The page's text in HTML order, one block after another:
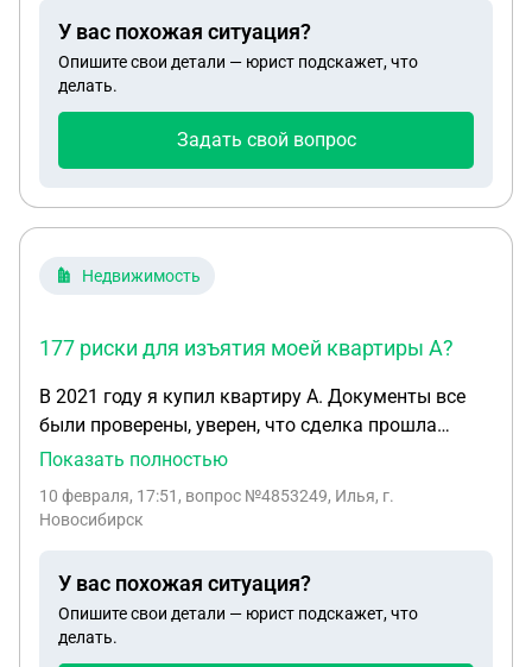
машину, которую муж продал после развода, то
есть на компенсацию суммы от продажи, к
сожалению не помню точно гос номер и дату
У вас похожая ситуация?
Опишите свои детали — юрист подскажет, что
делать.
Задать свой вопрос
Недвижимость
177 риски для изъятия моей квартиры А?
В 2021 году я купил квартиру А. Документы все
были проверены, уверен, что сделка прошла
юридически чисто. Мой продавец на вырученные
купил квартиру Б (больше по площади и с
юридически между собой не связаны, но связаны
способом оплаты (аккредитив). Прошло около 5
лет. В случае, если продавцы квартиры Б
Показать полностью
10 февраля, 17:51 , вопрос №4853249, Илья, г.
Новосибирск
У вас похожая ситуация?
Опишите свои детали — юрист подскажет, что
делать.